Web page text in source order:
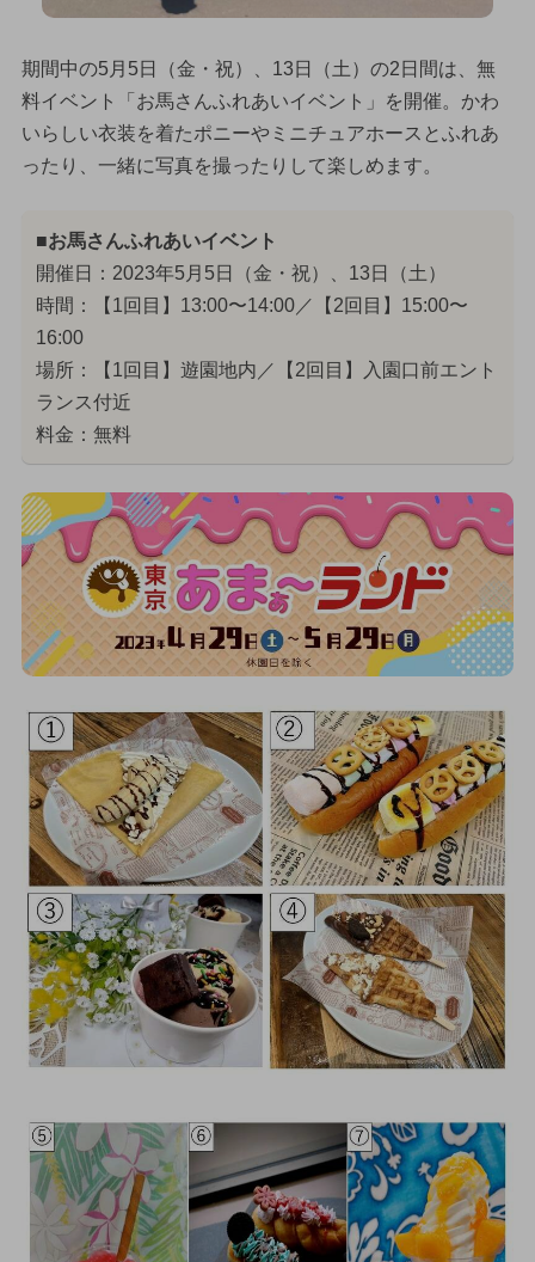
期間中の5月5日（金・祝）、13日（土）の2日間は、無
料イベント「お馬さんふれあいイベント」を開催。かわ
いらしい衣装を着たポニーやミニチュアホースとふれあ
ったり、一緒に写真を撮ったりして楽しめます。
■お馬さんふれあいイベント
開催日：2023年5月5日（金・祝）、13日（土）
時間：【1回目】13:00〜14:00／【2回目】15:00〜
16:00
場所：【1回目】遊園地内／【2回目】入園口前エント
ランス付近
料金：無料